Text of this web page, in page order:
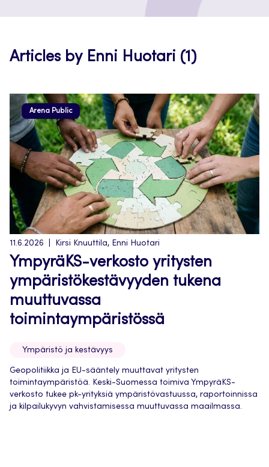
Articles by Enni Huotari (1)
Arena Public
11.6.2026 Kirsi Knuuttila, Enni Huotari
YmpyräKS-verkosto yritysten
ympäristökestävyyden tukena
muuttuvassa
toimintaympäristössä
Ympäristö ja kestävyys
Geopolitiikka ja EU-sääntely muuttavat yritysten
toimintaympäristöä. Keski-Suomessa toimiva YmpyräKS-
verkosto tukee pk-yrityksiä ympäristövastuussa, raportoinnissa
ja kilpailukyvyn vahvistamisessa muuttuvassa maailmassa.